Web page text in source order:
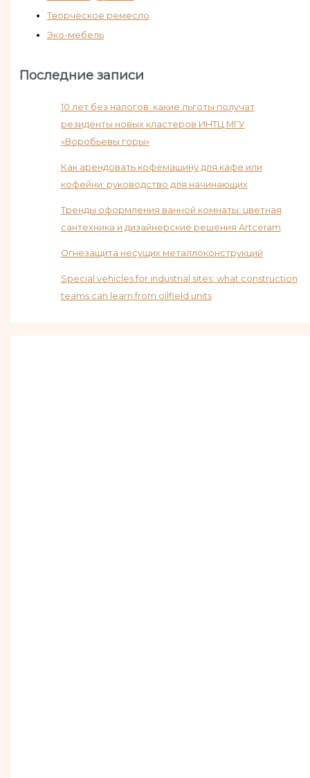
Творческое ремесло
Эко-мебель
Последние записи
10 лет без налогов: какие льготы получат
резиденты новых кластеров ИНТЦ МГУ
«Воробьевы горы»
Как арендовать кофемашину для кафе или
кофейни: руководство для начинающих
Тренды оформления ванной комнаты: цветная
сантехника и дизайнерские решения Artceram
Огнезащита несущих металлоконструкций
Special vehicles for industrial sites: what construction
teams can learn from oilfield units